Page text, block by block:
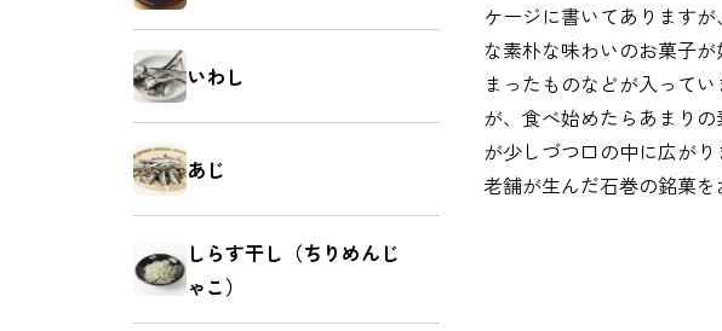
いわし
あじ
しらす干し（ちりめんじ
ゃこ）
ケージに書いてあります
な素朴な味わいのお菓子
まったものなどが入って
が、食べ始めたらあまり
が少しづつ口の中に広が
老舗が生んだ石巻の銘菓を